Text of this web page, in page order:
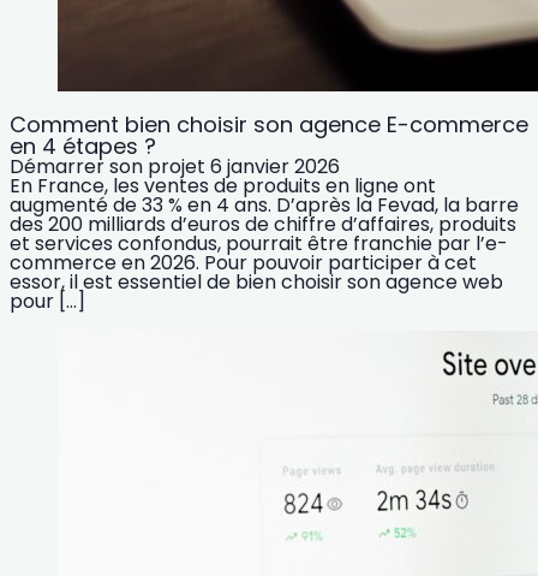
Comment bien choisir son agence E-commerce
en 4 étapes ?
Démarrer son projet 6 janvier 2026
En France, les ventes de produits en ligne ont
augmenté de 33 % en 4 ans. D’après la Fevad, la barre
des 200 milliards d’euros de chiffre d’affaires, produits
et services confondus, pourrait être franchie par l’e-
commerce en 2026. Pour pouvoir participer à cet
essor, il est essentiel de bien choisir son agence web
pour […]